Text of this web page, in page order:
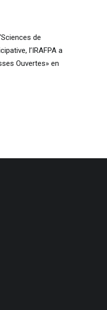
de
l’IRAFPA a
Ouvertes» en